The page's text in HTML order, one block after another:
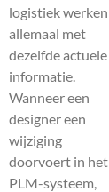
logistiek werken
allemaal met
dezelfde actuele
informatie.
Wanneer een
designer een
wijziging
doorvoert in het
PLM-systeem,